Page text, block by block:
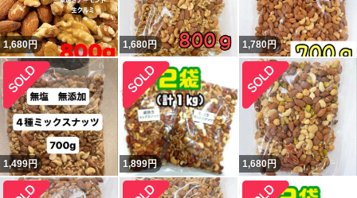
1,680円 1,680円 1,780円
1,499円 1,899円 1,680円